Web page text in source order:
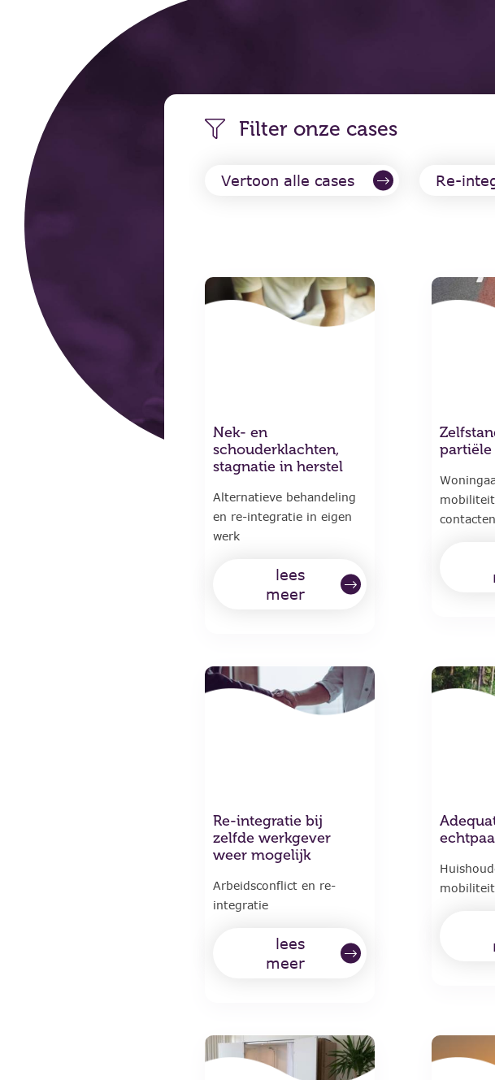
Filter onze cases
Vertoon alle cases Re-
Nek- en
schouderklachten,
stagnatie in herstel
Alternatieve behandeling
en re-integratie in eigen
werk
lees
meer
partiële
contacten
Re-integratie bij
zelfde werkgever
weer mogelijk
Arbeidsconflict en re-
integratie
lees
meer
mobiliteit